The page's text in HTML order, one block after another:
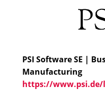
PSI Software SE |
Manufacturing
https://